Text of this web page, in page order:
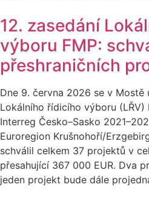
12. zasedání
výboru FMP:
přeshraničních
Dne 9. června 2026 se v Mostě
Lokálního řídicího výboru (LŘV)
Interreg Česko–Sasko
Euroregion Krušnohoří/
schválil celkem 37 projektů v
přesahující 367 000 EUR. Dva
jeden projekt bude dále